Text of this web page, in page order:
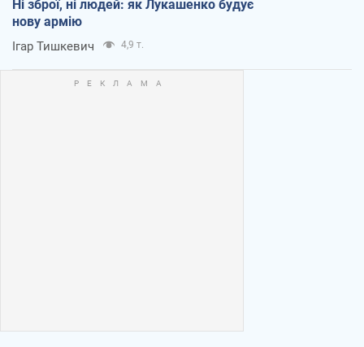
Ні зброї, ні людей: як Лукашенко будує
нову армію
Ігар Тишкевич 4,9 т.